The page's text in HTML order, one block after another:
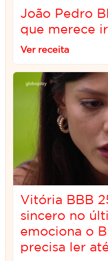
João Pedro
que merece
Ver receita
Vitória BBB
sincero no
emociona o
precisa ler